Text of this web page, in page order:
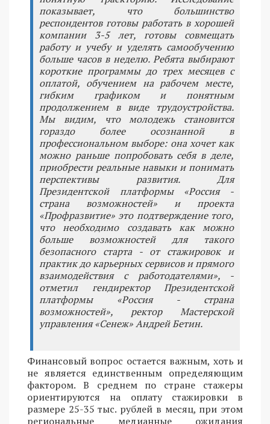
показывает, что большинство
респондентов готовы работать в хорошей
компании 3-5 лет, готовы совмещать
работу и учебу и уделять самообучению
больше часов в неделю. Ребята выбирают
короткие программы до трех месяцев с
оплатой, обучением на рабочем месте,
гибким графиком и понятным
продолжением в виде трудоустройства.
Мы видим, что молодежь становится
гораздо более осознанной в
профессиональном выборе: она хочет как
можно раньше попробовать себя в деле,
приобрести реальные навыки и понимать
перспективы развития. Для
Президентской платформы «Россия -
страна возможностей» и проекта
«Профразвитие» это подтверждение того,
что необходимо создавать как можно
больше возможностей для такого
безопасного старта - от стажировок и
практик до карьерных сервисов и прямого
взаимодействия с работодателями», -
отметил гендиректор Президентской
платформы «Россия - страна
возможностей», ректор Мастерской
управления «Сенеж» Андрей Бетин.
Финансовый вопрос остается важным, хоть и
не является единственным определяющим
фактором. В среднем по стране стажеры
ориентируются на оплату стажировки в
размере 25-35 тыс. рублей в месяц, при этом
региональные медианные ожидания